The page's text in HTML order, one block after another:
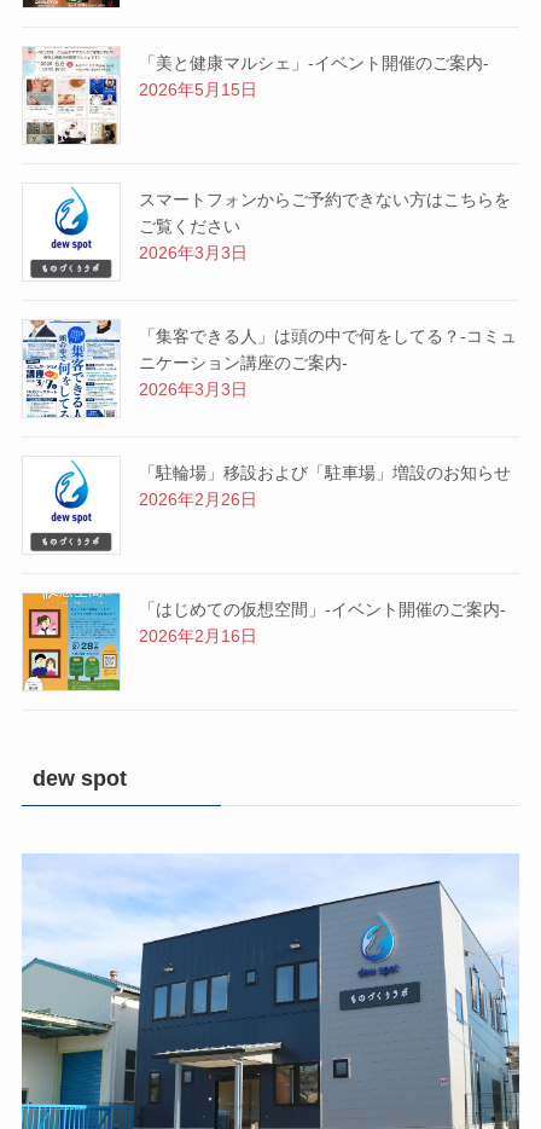
「美と健康マルシェ」-イベント開催のご案内-
2026年5月15日
スマートフォンからご予約できない方はこちらを
ご覧ください
2026年3月3日
「集客できる人」は頭の中で何をしてる？-コミュ
ニケーション講座のご案内-
2026年3月3日
「駐輪場」移設および「駐車場」増設のお知らせ
2026年2月26日
「はじめての仮想空間」-イベント開催のご案内-
2026年2月16日
dew spot